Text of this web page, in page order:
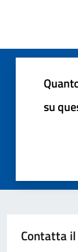
su
Contatta